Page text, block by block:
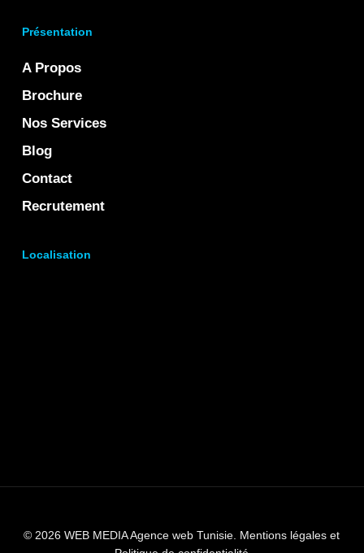
Présentation
A Propos
Brochure
Nos Services
Blog
Contact
Recrutement
Localisation
© 2026 WEB MEDIA Agence web Tunisie. Mentions légales et